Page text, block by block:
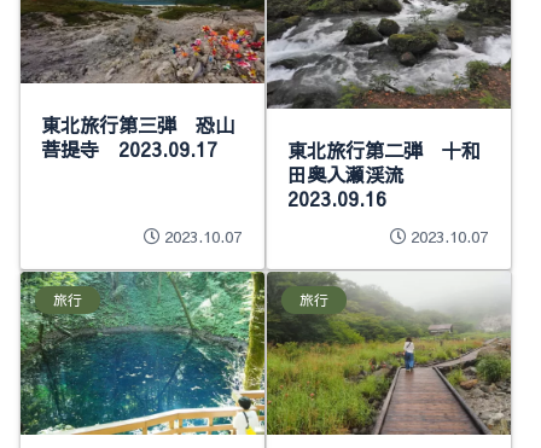
東北旅行第三弾 恐山
菩提寺 2023.09.17
2023.10.07
東北旅行第二弾 十和
田奥入瀬渓流
2023.09.16
2023.10.07
旅行 旅行